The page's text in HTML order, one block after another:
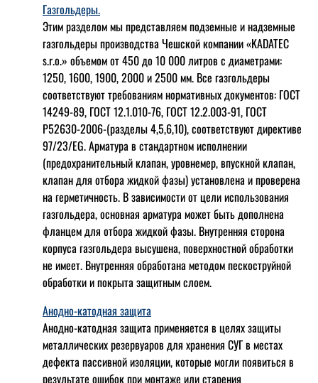
Газгольдеры.
Этим разделом мы представляем подземные и надземные
газгольдеры производства Чешской компании «KADATEC
s.r.o.» объемом от 450 до 10 000 литров с диаметрами:
1250, 1600, 1900, 2000 и 2500 мм. Все газгольдеры
соответствуют требованиям нормативных документов: ГОСТ
14249-89, ГОСТ 12.1.010-76, ГОСТ 12.2.003-91, ГОСТ
Р52630-2006-(разделы 4,5,6,10), соответствуют директиве
97/23/EG. Арматура в стандартном исполнении
(предохранительный клапан, уровнемер, впускной клапан,
клапан для отбора жидкой фазы) установлена и проверена
на герметичность. В зависимости от цели использования
газгольдера, основная арматура может быть дополнена
фланцем для отбора жидкой фазы. Внутренняя сторона
корпуса газгольдера высушена, поверхностной обработки
не имеет. Внутренняя обработана методом пескоструйной
обработки и покрыта защитным слоем.
Анодно-катодная защита
Анодно-катодная защита применяется в целях защиты
металлических резервуаров для хранения СУГ в местах
дефекта пассивной изоляции, которые могли появиться в
результате ошибок при монтаже или старения